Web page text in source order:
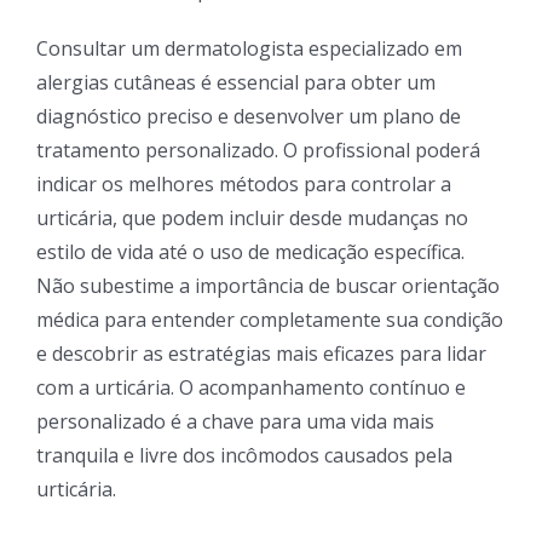
Consultar um dermatologista especializado em
alergias cutâneas é essencial para obter um
diagnóstico preciso e desenvolver um plano de
tratamento personalizado. O profissional poderá
indicar os melhores métodos para controlar a
urticária, que podem incluir desde mudanças no
estilo de vida até o uso de medicação específica.
Não subestime a importância de buscar orientação
médica para entender completamente sua condição
e descobrir as estratégias mais eficazes para lidar
com a urticária. O acompanhamento contínuo e
personalizado é a chave para uma vida mais
tranquila e livre dos incômodos causados pela
urticária.